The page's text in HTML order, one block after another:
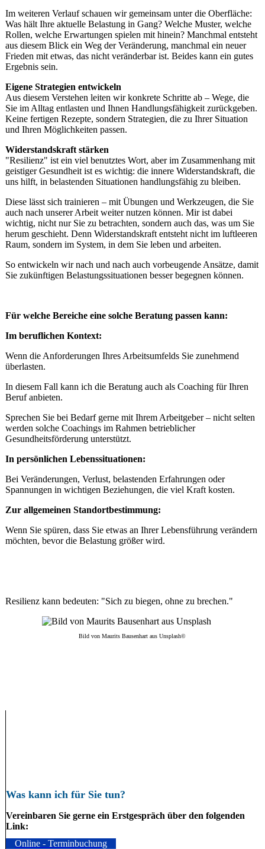
Im weiteren Verlauf schauen wir gemeinsam unter die Oberfläche:
Was hält Ihre aktuelle Belastung in Gang? Welche Muster, welche
Rollen, welche Erwartungen spielen mit hinein? Manchmal entsteht
aus diesem Blick ein Weg der Veränderung, manchmal ein neuer
Frieden mit etwas, das nicht veränderbar ist. Beides kann ein gutes
Ergebnis sein.
Eigene Strategien entwickeln
Aus diesem Verstehen leiten wir konkrete Schritte ab – Wege, die
Sie im Alltag entlasten und Ihnen Handlungsfähigkeit zurückgeben.
Keine fertigen Rezepte, sondern Strategien, die zu Ihrer Situation
und Ihren Möglichkeiten passen.
Widerstandskraft stärken
"Resilienz" ist ein viel benutztes Wort, aber im Zusammenhang mit
geistiger Gesundheit ist es wichtig: die innere Widerstandskraft, die
uns hilft, in belastenden Situationen handlungsfähig zu bleiben.
Diese lässt sich trainieren – mit Übungen und Werkzeugen, die Sie
auch nach unserer Arbeit weiter nutzen können. Mir ist dabei
wichtig, nicht nur Sie zu betrachten, sondern auch das, was um Sie
herum geschieht. Denn Widerstandskraft entsteht nicht im luftleeren
Raum, sondern im System, in dem Sie leben und arbeiten.
So entwickeln wir nach und nach auch vorbeugende Ansätze, damit
Sie zukünftigen Belastungssituationen besser begegnen können.
Für welche Bereiche eine solche Beratung passen kann:
Im beruflichen Kontext:
Wenn die Anforderungen Ihres Arbeitsumfelds Sie zunehmend
überlasten.
In diesem Fall kann ich die Beratung auch als Coaching für Ihren
Beruf anbieten.
Sprechen Sie bei Bedarf gerne mit Ihrem Arbeitgeber – nicht selten
werden solche Coachings im Rahmen betrieblicher
Gesundheitsförderung unterstützt.
In persönlichen Lebenssituationen:
Bei Veränderungen, Verlust, belastenden Erfahrungen oder
Spannungen in wichtigen Beziehungen, die viel Kraft kosten.
Zur allgemeinen Standortbestimmung:
Wenn Sie spüren, dass Sie etwas an Ihrer Lebensführung verändern
möchten, bevor die Belastung größer wird.
Resilienz kann bedeuten: "Sich zu biegen, ohne zu brechen."
Bild von Maurits Bausenhart aus Unsplash©
Was kann ich für Sie tun?
Vereinbaren Sie gerne ein Erstgespräch über den folgenden
Link:
Online - Terminbuchung